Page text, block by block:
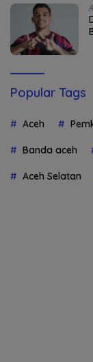
Popular Tags
Aceh
Banda aceh
Aceh Selatan